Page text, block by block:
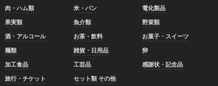
肉・ハム類 米・パン
電化製品
果実類
魚介類
野菜類
酒・アルコール
お茶・飲料
お菓子・スイーツ
麺類
雑貨・日用品
卵
加工食品
工芸品
感謝状・記念品
旅行・チケット
セット類 その他